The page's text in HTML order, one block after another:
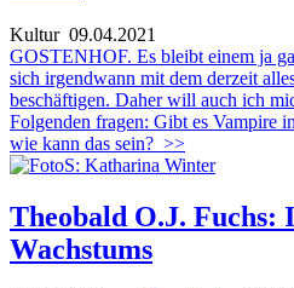
Kultur09.04.2021
GOSTENHOF. Es bleibt einem ja
sich irgendwann mit dem derzeit
beschäftigen. Daher will auch ich
Folgenden fragen: Gibt es Vampire
wie kann das sein? >>
Theobald O.J. Fuchs:
Wachstums